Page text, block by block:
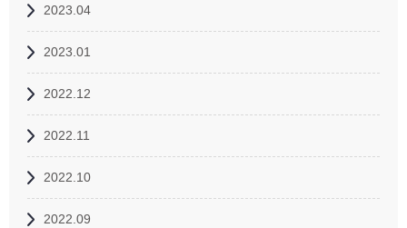
2023.04
2023.01
2022.12
2022.11
2022.10
2022.09